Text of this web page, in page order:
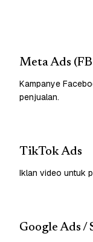
Meta Ads
Kampanye
penjualan.
TikTok Ads
Iklan video untuk
Google Ads /